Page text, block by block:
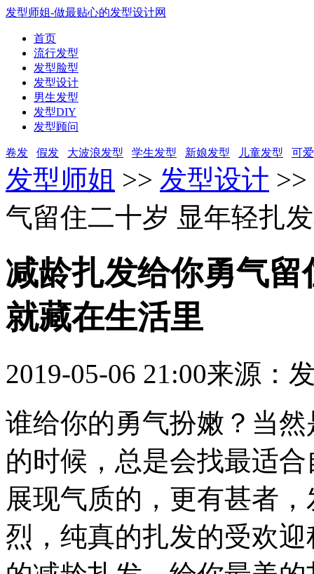
发型师姐-做最贴心的发型设计网
首页
流行发型
发型脸型
发型设计
男生发型
发型DIY
发型顾问
卷发 假发 大波浪发型 学生发型 新娘发型 儿童发型 可
发型师姐 >> 发型设计 >>
气留住二十岁 显年轻扎
减龄扎发给你勇气
就藏在生活里
2019-05-06 21:00来源：
谁给你的勇气扮嫩？当
的时候，总是会找最适
展现气质的，更有甚者
烈，纯真的扎发的受欢